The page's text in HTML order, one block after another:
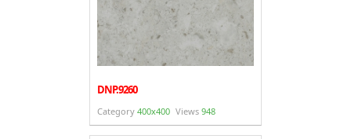
DNP.9260
Category 400x400 Views 948